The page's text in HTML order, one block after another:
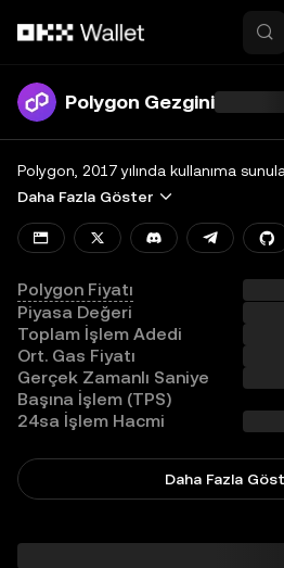
Polygon Gezgini
Blok Zinciri
Tokenler ve NFT’ler
Geliştiriciler
Daha Fazlası
Tüm Zincirleri
Daha Fazla Göster
Polygon Fiyatı
Piyasa Değeri
Toplam İşlem Adedi
Ort. Gas Fiyatı
Gerçek Zamanlı Saniye
Başına İşlem (TPS)
24sa İşlem Hacmi
Daha Fazla